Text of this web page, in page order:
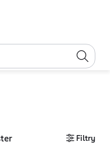
Filtry